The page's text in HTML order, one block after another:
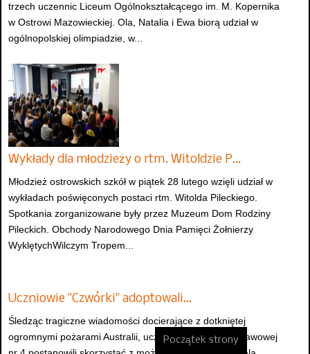
trzech uczennic Liceum Ogólnokształcącego im. M. Kopernika
w Ostrowi Mazowieckiej. Ola, Natalia i Ewa biorą udział w
ogólnopolskiej olimpiadzie, w...
Wykłady dla młodzieży o rtm. Witoldzie P…
Młodzież ostrowskich szkół w piątek 28 lutego wzięli udział w
wykładach poświęconych postaci rtm. Witolda Pileckiego.
Spotkania zorganizowane były przez Muzeum Dom Rodziny
Pileckich. Obchody Narodowego Dnia Pamięci Żołnierzy
WyklętychWilczym Tropem...
Uczniowie "Czwórki" adoptowali…
Śledząc tragiczne wiadomości docierające z dotkniętej
ogromnymi pożarami Australii, uczniowie Szkoły Podstawowej
Początek strony